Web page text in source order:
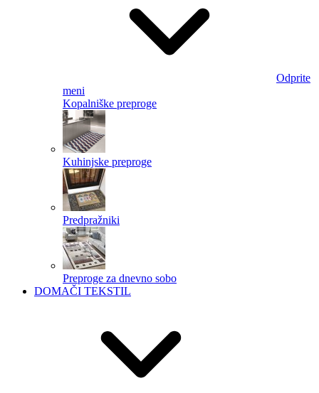
Odprite
meni
Kopalniške preproge
Kuhinjske preproge
Predpražniki
Preproge za dnevno sobo
DOMAČI TEKSTIL